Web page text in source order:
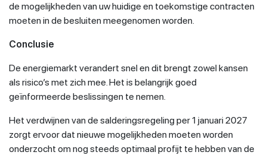
de mogelijkheden van uw huidige en toekomstige contracten
moeten in de besluiten meegenomen worden.
Conclusie
De energiemarkt verandert snel en dit brengt zowel kansen
als risico’s met zich mee. Het is belangrijk goed
geïnformeerde beslissingen te nemen.
Het verdwijnen van de salderingsregeling per 1 januari 2027
zorgt ervoor dat nieuwe mogelijkheden moeten worden
onderzocht om nog steeds optimaal profijt te hebben van de